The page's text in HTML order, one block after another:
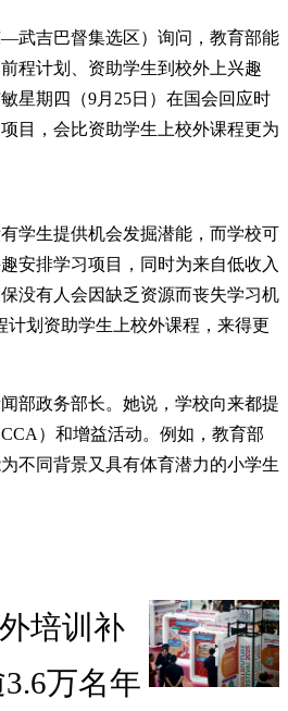
武吉巴督集选区）询问，教育部能
程计划、资助学生到校外上兴趣
星期四（9月25日）在国会回应时
目，会比资助学生上校外课程更为
学生提供机会发掘潜能，而学校可
安排学习项目，同时为来自低收入
没有人会因缺乏资源而丧失学习机
计划资助学生上校外课程，来得更
部政务部长。她说，学校向来都提
）和增益活动。例如，教育部
不同背景又具有体育潜力的小学生
培训补
万名年